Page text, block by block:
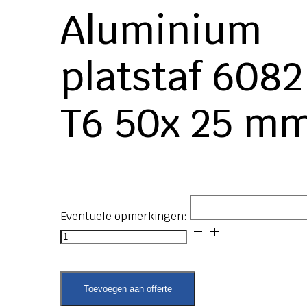
Aluminium
platstaf 6082
T6 50x 25
Eventuele opmerkingen:
Aluminium
platstaf
T6
25
Toevoegen aan offerte